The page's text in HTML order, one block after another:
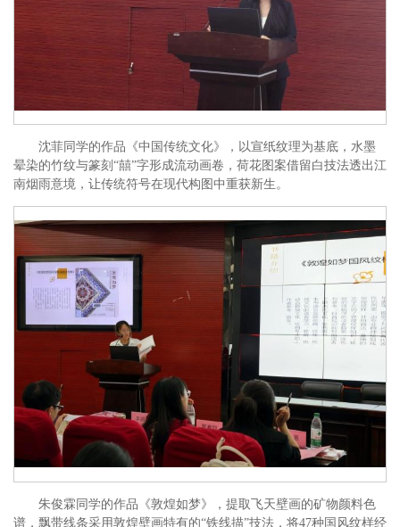
沈菲同学的作品《中国传统文化》，以宣纸纹理为基底，水墨
晕染的竹纹与篆刻“囍”字形成流动画卷，荷花图案借留白技法透出江
南烟雨意境，让传统符号在现代构图中重获新生。
朱俊霖同学的作品《敦煌如梦》，提取飞天壁画的矿物颜料色
谱，飘带线条采用敦煌壁画特有的“铁线描”技法，将47种国风纹样经